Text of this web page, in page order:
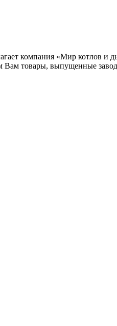
компания «Мир котлов
товары, выпущенные